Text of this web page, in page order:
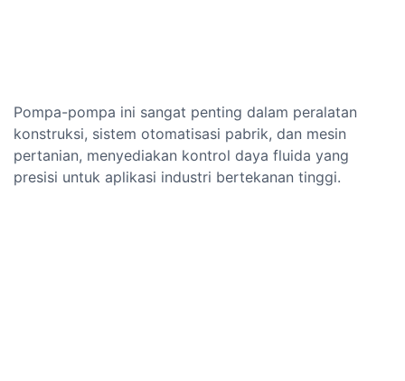
Pompa-pompa ini sangat penting dalam peralatan
konstruksi, sistem otomatisasi pabrik, dan mesin
pertanian, menyediakan kontrol daya fluida yang
presisi untuk aplikasi industri bertekanan tinggi.